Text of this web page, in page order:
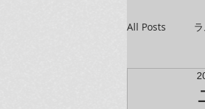
All Posts
アーティ